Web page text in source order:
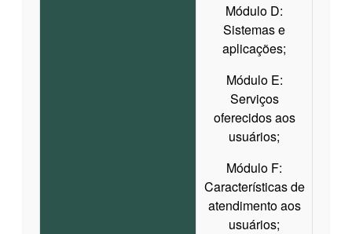
Módulo D:
Sistemas e
aplicações;
Módulo E:
Serviços
oferecidos aos
usuários;
Módulo F:
Características de
atendimento aos
usuários;